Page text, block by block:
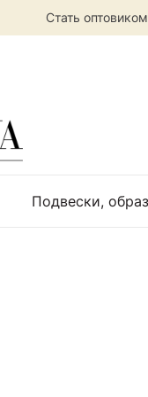
Стать оптовиком
Подвески,